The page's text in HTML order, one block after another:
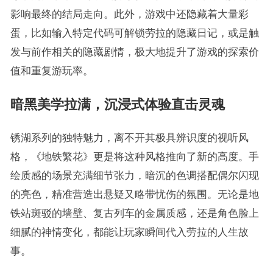
影响最终的结局走向。此外，游戏中还隐藏着大量彩
蛋，比如输入特定代码可解锁劳拉的隐藏日记，或是触
发与前作相关的隐藏剧情，极大地提升了游戏的探索价
值和重复游玩率。
暗黑美学拉满，沉浸式体验直击灵魂
锈湖系列的独特魅力，离不开其极具辨识度的视听风
格，《地铁繁花》更是将这种风格推向了新的高度。手
绘质感的场景充满细节张力，暗沉的色调搭配偶尔闪现
的亮色，精准营造出悬疑又略带忧伤的氛围。无论是地
铁站斑驳的墙壁、复古列车的金属质感，还是角色脸上
细腻的神情变化，都能让玩家瞬间代入劳拉的人生故
事。